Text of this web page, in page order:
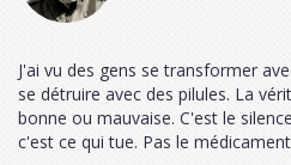
J'ai vu des gens se transformer
se détruire avec des pilules. La
bonne ou mauvaise. C'est le
c'est ce qui tue. Pas le